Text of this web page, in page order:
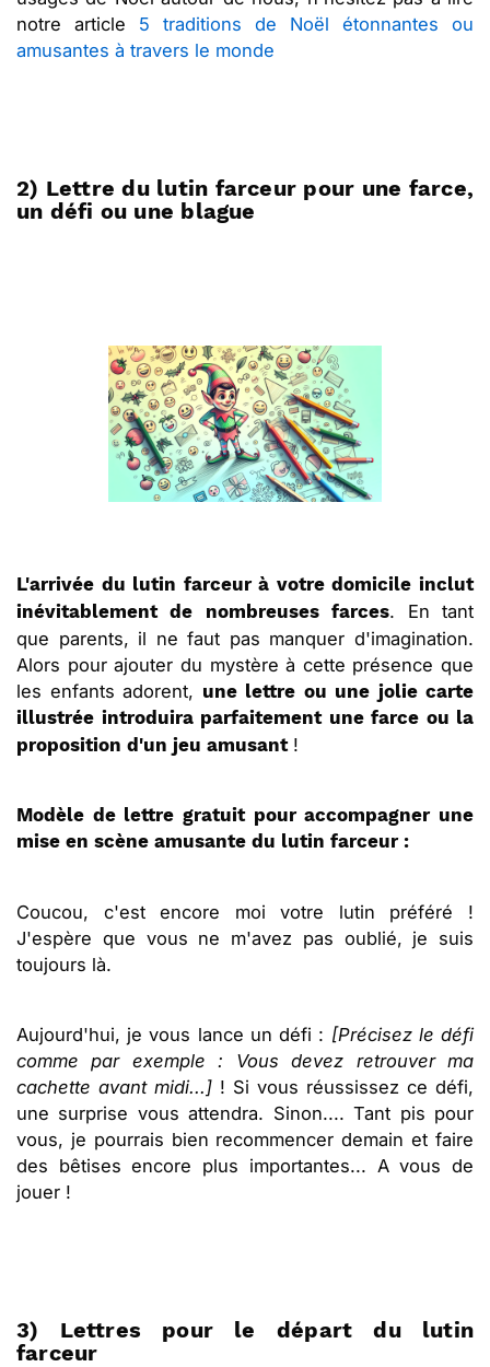
notre article 5 traditions de Noël étonnantes ou
amusantes à travers le monde
2) Lettre du lutin farceur pour une farce,
un défi ou une blague
L'arrivée du lutin farceur à votre domicile inclut
inévitablement de nombreuses farces. En tant
que parents, il ne faut pas manquer d'imagination.
Alors pour ajouter du mystère à cette présence que
les enfants adorent, une lettre ou une jolie carte
illustrée introduira parfaitement une farce ou la
proposition d'un jeu amusant!
Modèle de lettre gratuit pour accompagner une
mise en scène amusante du lutin farceur :
Coucou, c'est encore moi votre lutin préféré !
J'espère que vous ne m'avez pas oublié, je suis
toujours là.
Aujourd'hui, je vous lance un défi : [Précisez le défi
comme par exemple : Vous devez retrouver ma
cachette avant midi...] ! Si vous réussissez ce défi,
une surprise vous attendra. Sinon.... Tant pis pour
vous, je pourrais bien recommencer demain et faire
des bêtises encore plus importantes... A vous de
jouer !
3) Lettres pour le départ du lutin
farceur